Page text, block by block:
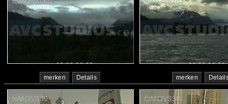
merken Details merken
foMOV330 foMOV338